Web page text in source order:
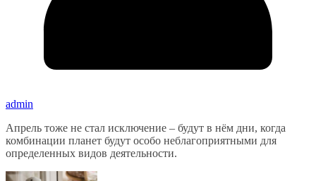
admin
Апрель тоже не стал исключение – будут в нём дни, когда
комбинации планет будут особо неблагоприятными для
определенных видов деятельности.